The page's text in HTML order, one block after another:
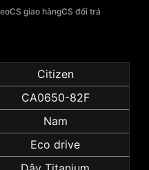
CS giao hàngCS đổi trả
Citizen
CA0650-82F
Nam
Eco drive